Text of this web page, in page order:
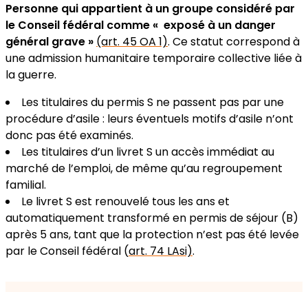
Personne qui appartient à un groupe considéré par
le Conseil fédéral comme « exposé à un danger
général grave » (art. 45 OA 1). Ce statut correspond à
une admission humanitaire temporaire collective liée à
la guerre.
Les titulaires du permis S ne passent pas par une
procédure d’asile : leurs éventuels motifs d’asile n’ont
donc pas été examinés.
Les titulaires d’un livret S un accès immédiat au
marché de l’emploi, de même qu’au regroupement
familial.
Le livret S est renouvelé tous les ans et
automatiquement transformé en permis de séjour (B)
après 5 ans, tant que la protection n’est pas été levée
par le Conseil fédéral (art. 74 LAsi).